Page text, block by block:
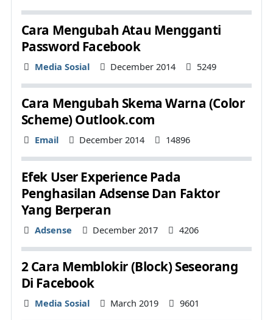
Cara Mengubah Atau Mengganti
Password Facebook
Details
Media Sosial December 2014 5249
Cara Mengubah Skema Warna (Color
Scheme) Outlook.com
Details
Email December 2014 14896
Efek User Experience Pada
Penghasilan Adsense Dan Faktor
Yang Berperan
Details
Adsense December 2017 4206
2 Cara Memblokir (Block) Seseorang
Di Facebook
Details
Media Sosial March 2019 9601